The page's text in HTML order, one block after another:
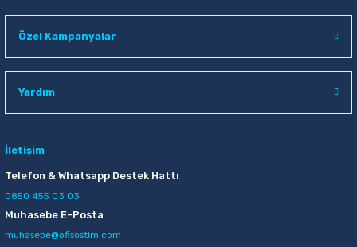
Özel Kampanyalar
Yardım
İletişim
Telefon & Whatsapp Destek Hattı
0850 455 03 03
Muhasebe E-Posta
muhasebe@ofisostim.com